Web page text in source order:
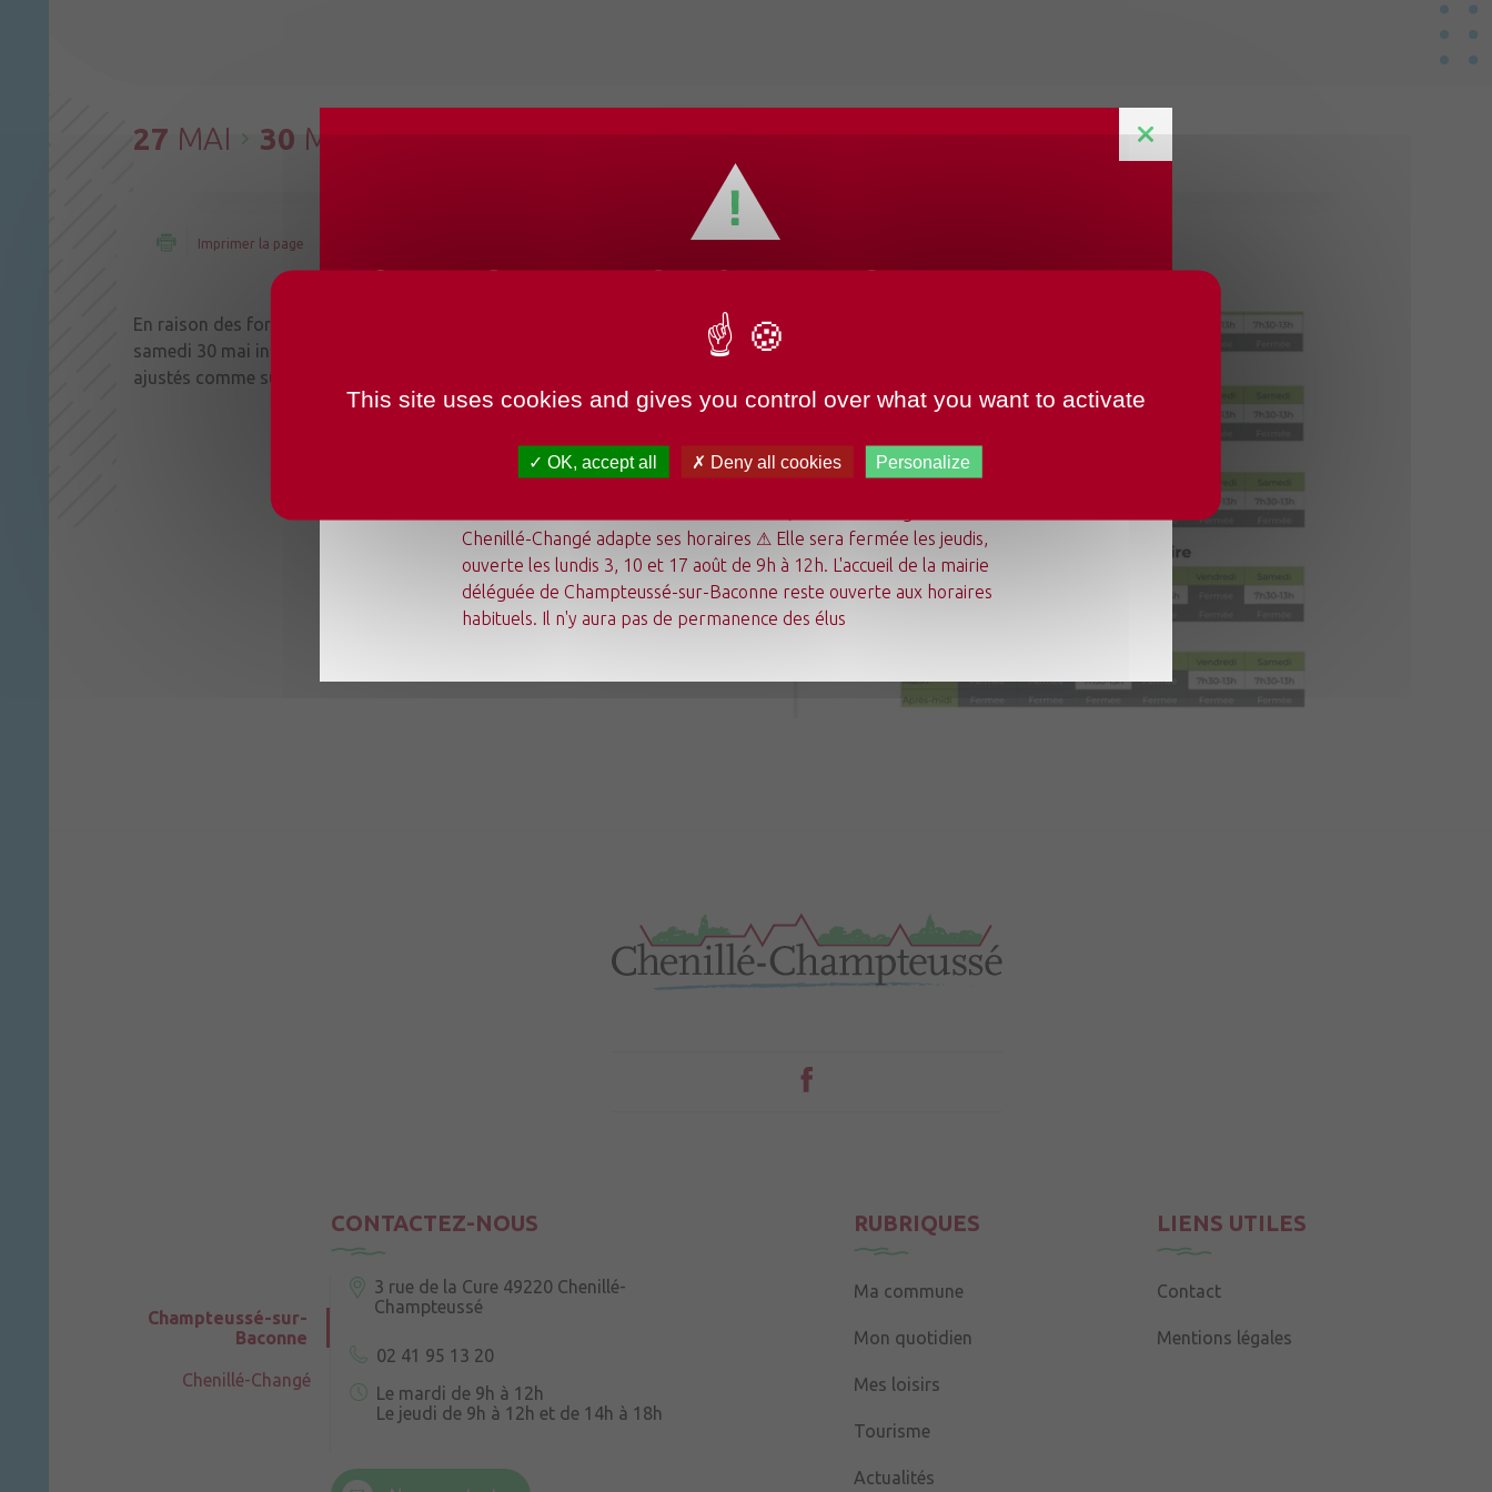
Ma commune
Mon quotidien
Mes loisirs
Tourisme
27 MAI 30 MAI
Imprimer la page
En raison des fortes chaleurs et à compter mercredi 27 mai et jusqu’au
samedi 30 mai inclus, les horaires d’ouverture au public des déchèteries sont
ajustés comme suit (image ci-jointe) :
CONTACTEZ-NOUS
Champteussé-sur-
Baconne
Chenillé-Changé
3 rue de la Cure 49220 Chenillé-
Champteussé
02 41 95 13 20
Le mardi de 9h à 12h
Le jeudi de 9h à 12h et de 14h à 18h
RUBRIQUES
Ma commune
Mon quotidien
Mes loisirs
Tourisme
Actualités
LIENS UTILES
Contact
Mentions légales
CHANGEMENTS HORAIRES
OUVERTURE MAIRIE
Chenillé-Changé adapte ses horaires ⚠ Elle sera fermée les jeudis,
ouverte les lundis 3, 10 et 17 août de 9h à 12h. L'accueil de la mairie
déléguée de Champteussé-sur-Baconne reste ouverte aux horaires
habituels. Il n'y aura pas de permanence des élus
This site uses cookies and gives you control over what you want to activate
OK, accept all Deny all cookies Personalize